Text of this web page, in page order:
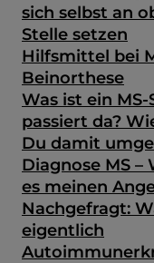
sich selbst an
Stelle setzen
Hilfsmittel bei
Beinorthese
Was ist ein MS-
passiert da?
Du damit
Diagnose MS –
es meinen
Nachgefragt:
eigentlich